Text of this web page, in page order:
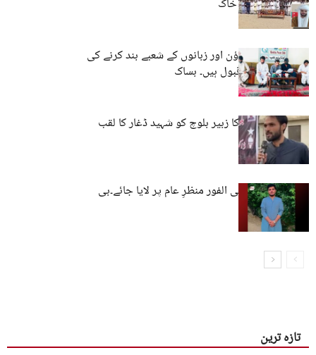
علاقے میں سپردِ خاک
طلباء پر کریک ڈاؤن اور زبانوں کے شعبے بند کرنے کی
کوششیں ناقابلِ قبول ہیں۔ بساک
بی ایس او پجار کا زبیر بلوچ کو شہید ڈغار کا لقب
وقاص بلوچ کو فی الفور منظرِ عام پر لایا جائے۔بی
ایس او پچار
تازہ ترین